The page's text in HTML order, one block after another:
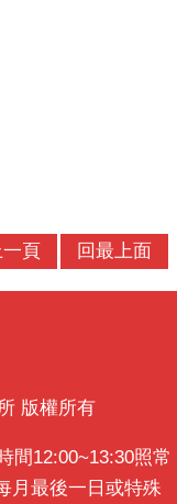
一頁 回最上面
版權所有
間12:00~13:30照常
月最後一日或特殊